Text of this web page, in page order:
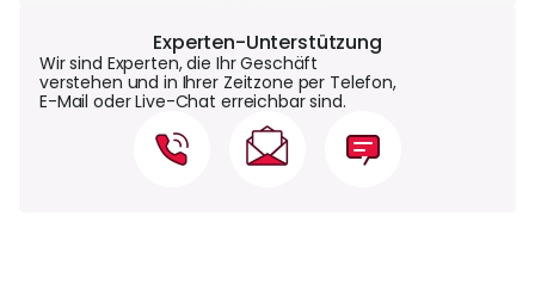
Experten-Unterstützung
Wir sind Experten, die Ihr Geschäft
verstehen und in Ihrer Zeitzone per Telefon,
E-Mail oder Live-Chat erreichbar sind.